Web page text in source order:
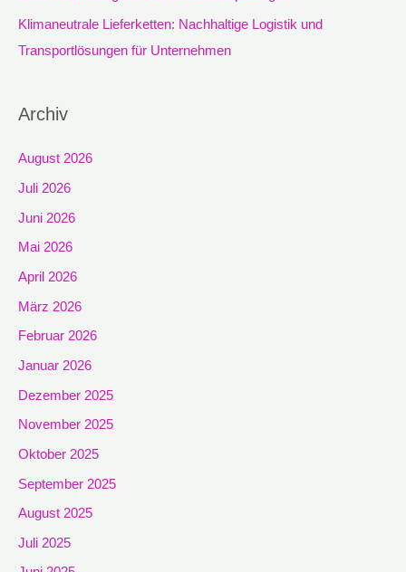
Klimaneutrale Lieferketten: Nachhaltige Logistik und
Transportlösungen für Unternehmen
Archiv
August 2026
Juli 2026
Juni 2026
Mai 2026
April 2026
März 2026
Februar 2026
Januar 2026
Dezember 2025
November 2025
Oktober 2025
September 2025
August 2025
Juli 2025